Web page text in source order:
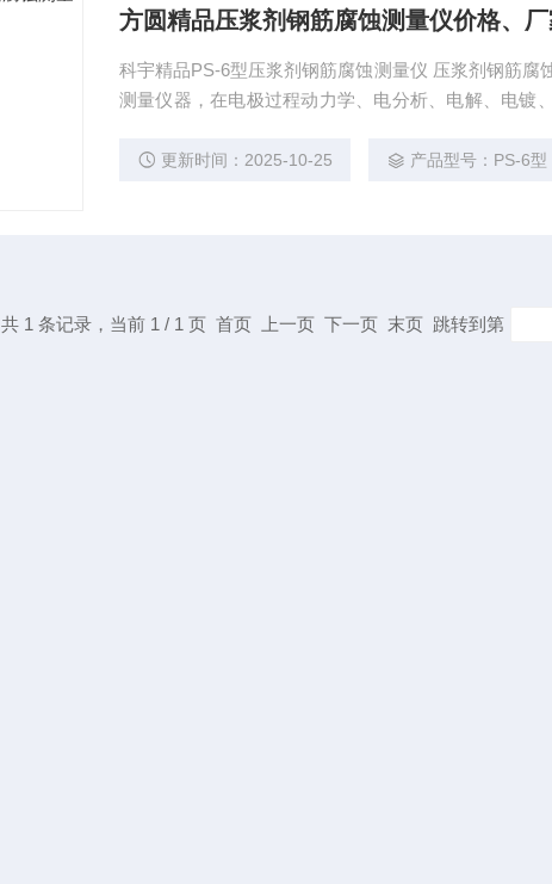
方圆精品压浆剂钢筋腐蚀测量仪价格、
科宇精品PS-6型压浆剂钢筋腐蚀测量仪 压浆剂钢筋腐蚀测量仪是一种重要的腐蚀检测和电化学
测量仪器，在电极过程动力学、电分析、电解、电镀
量仪价格、厂家
更新时间：2025-10-25 产品型号：PS-6型
共 1 条记录，当前 1 / 1 页 首页 上一页 下一页 末页 跳转到第